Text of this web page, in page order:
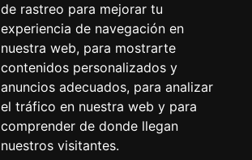
de rastreo para mejorar tu
experiencia de navegación en
nuestra web, para mostrarte
contenidos personalizados y
anuncios adecuados, para analizar
el tráfico en nuestra web y para
comprender de donde llegan
nuestros visitantes.